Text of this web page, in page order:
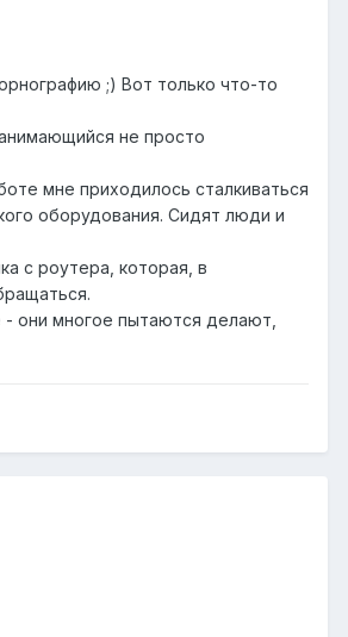
;) Вот только что-то
не просто
мне приходилось сталкиваться
оборудования. Сидят люди и
с роутера, которая, в
они многое пытаются делают,